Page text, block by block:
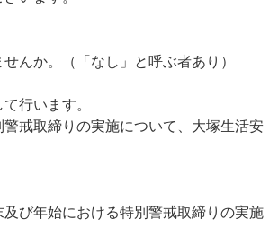
んか。（「なし」と呼ぶ者あり）
行います。
戒取締りの実施について、大塚生活安
び年始における特別警戒取締りの実施